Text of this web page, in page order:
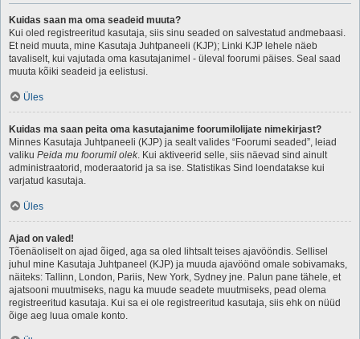
Kuidas saan ma oma seadeid muuta?
Kui oled registreeritud kasutaja, siis sinu seaded on salvestatud andmebaasi.
Et neid muuta, mine Kasutaja Juhtpaneeli (KJP); Linki KJP lehele näeb
tavaliselt, kui vajutada oma kasutajanimel - üleval foorumi päises. Seal saad
muuta kõiki seadeid ja eelistusi.
Üles
Kuidas ma saan peita oma kasutajanime foorumilolijate nimekirjast?
Minnes Kasutaja Juhtpaneeli (KJP) ja sealt valides “Foorumi seaded”, leiad
valiku Peida mu foorumil olek. Kui aktiveerid selle, siis näevad sind ainult
administraatorid, moderaatorid ja sa ise. Statistikas Sind loendatakse kui
varjatud kasutaja.
Üles
Ajad on valed!
Tõenäoliselt on ajad õiged, aga sa oled lihtsalt teises ajavööndis. Sellisel
juhul mine Kasutaja Juhtpaneel (KJP) ja muuda ajavöönd omale sobivamaks,
näiteks: Tallinn, London, Pariis, New York, Sydney jne. Palun pane tähele, et
ajatsooni muutmiseks, nagu ka muude seadete muutmiseks, pead olema
registreeritud kasutaja. Kui sa ei ole registreeritud kasutaja, siis ehk on nüüd
õige aeg luua omale konto.